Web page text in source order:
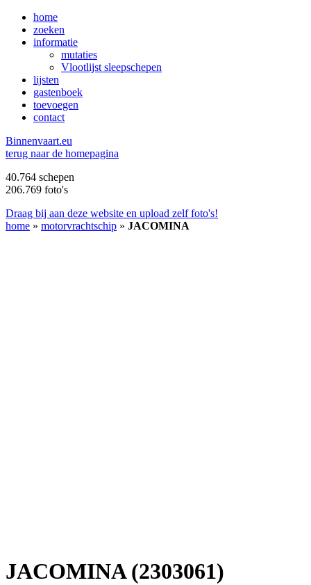
home
zoeken
informatie
mutaties
Vlootlijst sleepschepen
lijsten
gastenboek
toevoegen
contact
Binnenvaart.eu
terug naar de homepagina
40.764 schepen
206.769 foto's
Draag bij aan deze website en upload zelf foto's!
home » motorvrachtschip » JACOMINA
JACOMINA (2303061)